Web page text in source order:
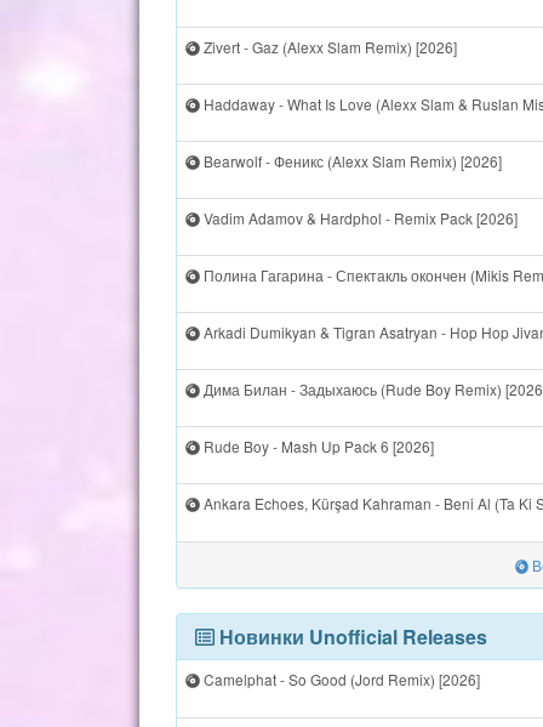
Zivert - Gaz (Alexx Slam Remix) [2026]
Haddaway - What Is Love (Alexx Slam & Ruslan
Bearwolf - Феникс (Alexx Slam Remix) [2026]
Vadim Adamov & Hardphol - Remix Pack [2026]
Полина Гагарина - Спектакль окончен (Mikis
Arkadi Dumikyan & Tigran Asatryan - Hop Hop
Дима Билан - Задыхаюсь (Rude Boy Remix)
Rude Boy - Mash Up Pack 6 [2026]
Ankara Echoes, Kürşad Kahraman - Beni Al (Ta Ki
Новинки Unofficial Releases
Camelphat - So Good (Jord Remix) [2026]